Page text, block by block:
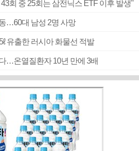
회 중 25회는 삼전닉스 ETF 이후 발생"
…60대 남성 2명 사망
유출한 러시아 화물선 적발
…온열질환자 10년 만에 3배